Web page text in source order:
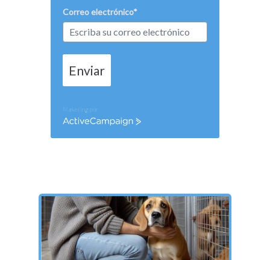
Correo electrónico*
Enviar
Marketing por
ActiveCampaign